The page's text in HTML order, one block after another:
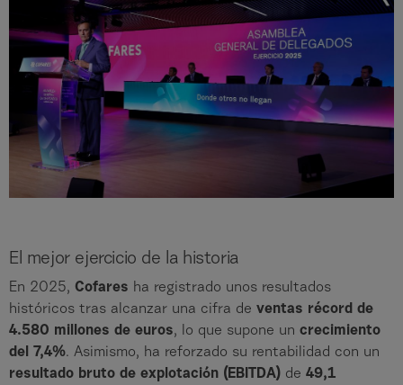
El mejor ejercicio de la historia
En 2025, Cofares ha registrado unos resultados
históricos tras alcanzar una cifra de ventas récord de
4.580 millones de euros, lo que supone un crecimiento
del 7,4%. Asimismo, ha reforzado su rentabilidad con un
resultado bruto de explotación (EBITDA) de 49,1